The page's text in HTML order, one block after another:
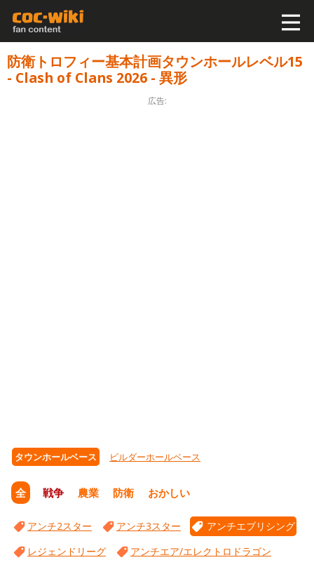
防衛トロフィー基本計画タウンホールレベル15
- Clash of Clans 2026 - 異形
広告:
タウンホールベース ビルダーホールベース
全 戦争 農業 防衛 おかしい
アンチ2スター アンチ3スター
アンチエブリシング
レジェンドリーグ
アンチエア/エレクトロドラゴン